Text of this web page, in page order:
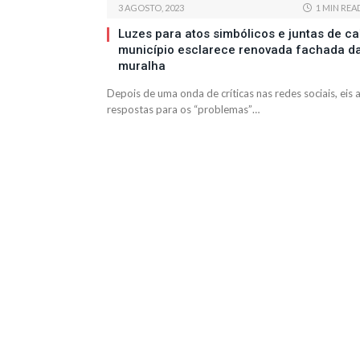
3 AGOSTO, 2023 1 MIN
Luzes para atos simbólicos e juntas de
município esclarece renovada fachada
muralha
Depois de uma onda de críticas nas redes sociais, eis
respostas para os “problemas”…